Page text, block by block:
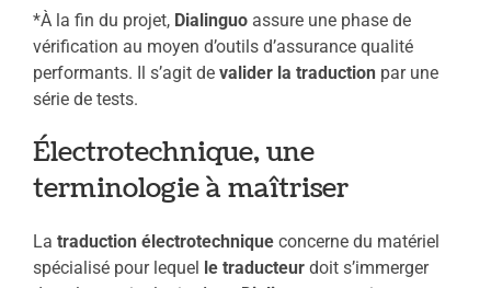
*À la fin du projet, Dialinguo assure une phase de
vérification au moyen d’outils d’assurance qualité
performants. Il s’agit de valider la traduction par une
série de tests.
Électrotechnique, une
terminologie à maîtriser
La traduction électrotechnique concerne du matériel
spécialisé pour lequel le traducteur doit s’immerger